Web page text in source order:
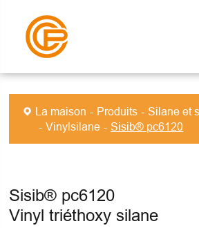
La maison Produits
Silane et
Vinylsilane
Sisib® pc6120
Sisib® pc6120
Vinyl triéthoxy silane